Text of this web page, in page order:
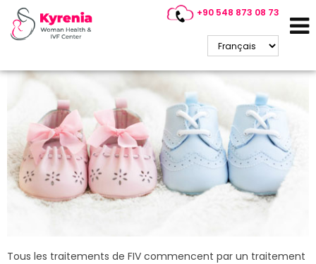
+90 548 873 08 73
FIV+PGD/PGS
Tous les traitements de FIV commencent par un traitement